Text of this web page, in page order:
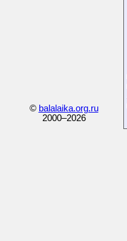
© balalaika.org.ru
2000–2026